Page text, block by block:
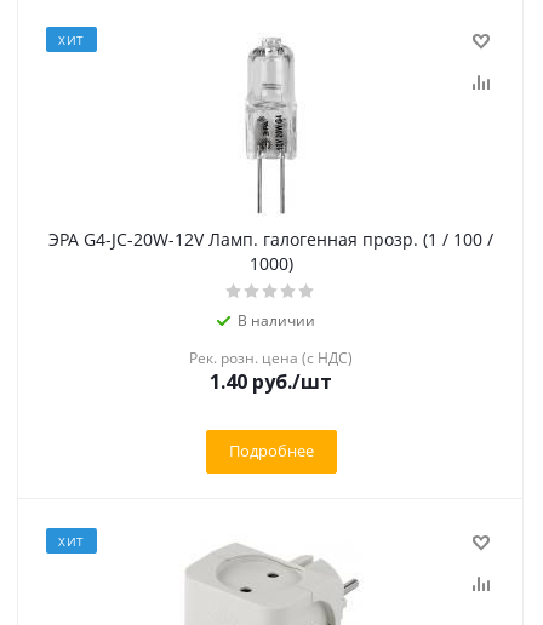
ХИТ
ЭРА G4-JC-20W-12V Ламп. галогенная прозр. (1 / 100 /
1000)
В наличии
Рек. розн. цена (с НДС)
1.40 руб./шт
Подробнее
ХИТ